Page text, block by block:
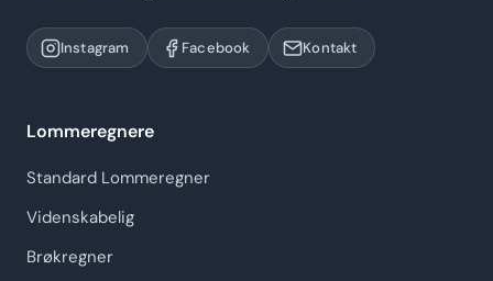
Instagram Facebook Kontakt
Lommeregnere
Standard Lommeregner
Videnskabelig
Brøkregner